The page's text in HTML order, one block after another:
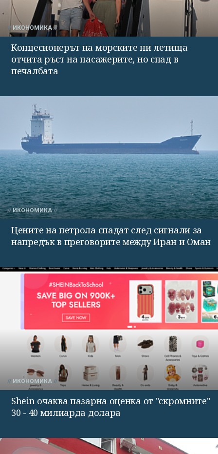
ИКОНОМИКА
Концесионерът на морските ни летища
отчита ръст на пасажерите, но спад в
печалбата
ИКОНОМИКА
Цените на петрола спадат след сигнали за
напредък в преговорите между Иран и Оман
ИКОНОМИКА
Shein очаква пазарна оценка от "скромните"
30 - 40 милиарда долара